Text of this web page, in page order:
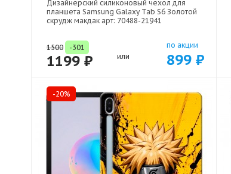
Дизайнерский силиконовый чехол для
планшета Samsung Galaxy Tab S6 Золотой
скрудж макдак арт: 70488-21941
1500 -301
1199 ₽ или
по акции
899 ₽
-20%